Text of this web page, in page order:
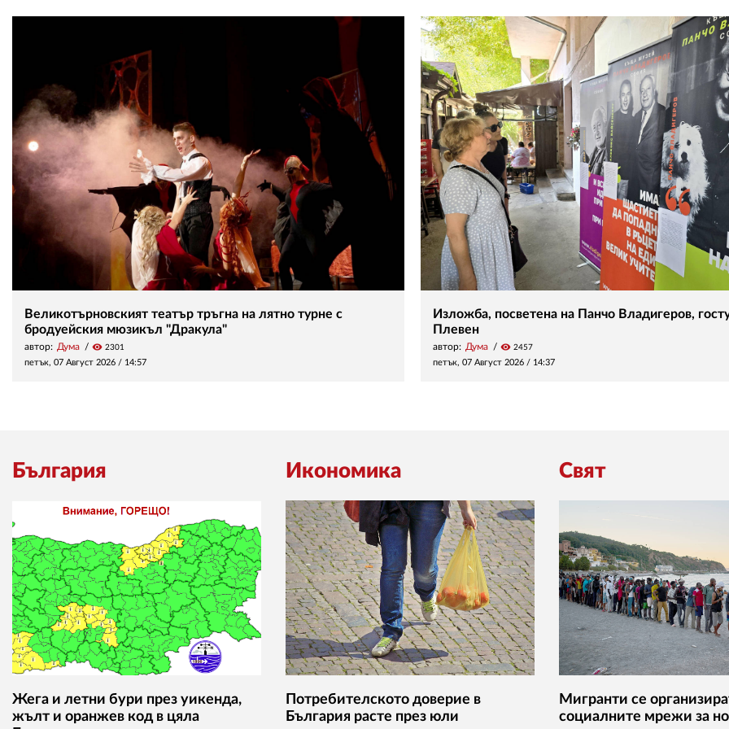
Великотърновският театър тръгна на лятно турне с
бродуейския мюзикъл "Дракула"
автор: Дума visibility 2301
петък, 07 Август 2026 / 14:57
Изложба, посветена на Панчо Владигеров,
Плевен
автор: Дума visibility 2457
петък, 07 Август 2026 / 14:37
България
Жега и летни бури през уикенда,
жълт и оранжев код в цяла
Икономика
Потребителското доверие в
България расте през юли
Свят
Мигранти се
социалните мрежи за